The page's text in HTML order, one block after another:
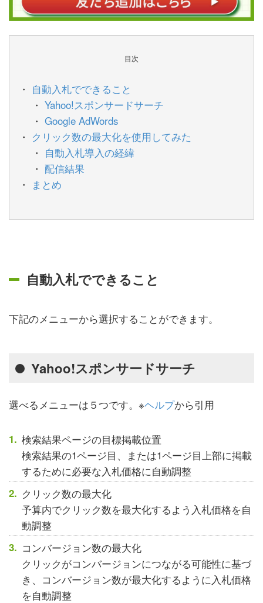
目次
自動入札でできること
Yahoo!スポンサードサーチ
Google AdWords
クリック数の最大化を使用してみた
自動入札導入の経緯
配信結果
まとめ
自動入札でできること
下記のメニューから選択することができます。
Yahoo!スポンサードサーチ
選べるメニューは５つです。※ヘルプから引用
検索結果ページの目標掲載位置
検索結果の1ページ目、または1ページ目上部に掲載
するために必要な入札価格に自動調整
クリック数の最大化
予算内でクリック数を最大化するよう入札価格を自
動調整
コンバージョン数の最大化
クリックがコンバージョンにつながる可能性に基づ
き、コンバージョン数が最大化するように入札価格
を自動調整